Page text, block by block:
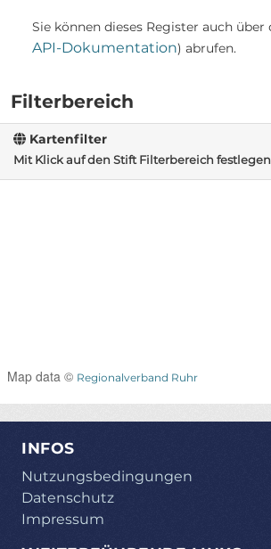
Filterbereich
Kartenfilter
Mit Klick auf den Stift Filterbereich
Map data © Regionalverband Ruhr
Sie können dieses Register auch über
API-Dokumentation) abrufen.
INFOS
Nutzungsbedingungen
Datenschutz
Impressum